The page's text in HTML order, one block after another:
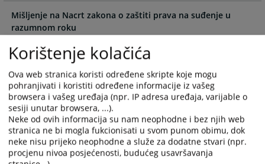
key
to
get
the
keyboard
shortcuts
for
changing
dates.
key
to
get
the
keyboard
shortcuts
for
changing
dates.
19.11.2020.
Mišljenje na Nacrt zakona o zaštiti prava na suđenje u
razumnom roku
01.09.2011.
Odluke VSTV-a BiH o uspostavljanju strukturiranog dijaloga
o pravosuđu u BiH
29.01.2010.
Odluka o implementaciji Modula za pristup sudskim
predmetima putem interneta
Korištenje kolačića
Ova web stranica koristi određene skripte koje mogu
pohranjivati i koristiti određene informacije iz vašeg
browsera i vašeg uređaja (npr. IP adresa uređaja, varijable o
sesiji unutar browsera, ...).
Neke od ovih informacija su nam neophodne i bez njih web
stranica ne bi mogla fukcionisati u svom punom obimu, dok
neke nisu prijeko neophodne a služe za dodatne stvari (npr.
procjenu nivoa posjećenosti, budućeg usavršavanja